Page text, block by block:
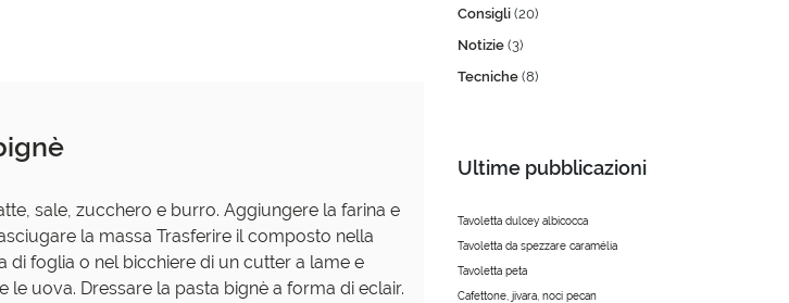
sale, zucchero e burro. Aggiungere la farina e
la massa Trasferire il composto nella
di foglia o nel bicchiere di un cutter a lame e
uova. Dressare la pasta bignè a forma di eclair.
Consigli(20)
Notizie(3)
Tecniche(8)
Ultime pubblicazioni
Tavoletta dulcey albicocca
Tavoletta da spezzare caramélia
Tavoletta peta
Cafettone, jivara, noci pecan